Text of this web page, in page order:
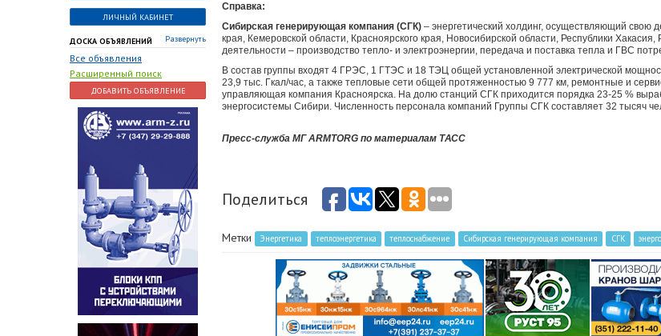
ЛИЧНЫЙ КАБИНЕТ
ДОСКА ОБЪЯВЛЕНИЙ Развернуть
Все объявления
Расширенный поиск
ДОБАВИТЬ ОБЪЯВЛЕНИЕ
Справка:
Сибирская генерирующая компания (СГК) – энергетический холдинг, осуществляющий свою
края, Кемеровской области, Красноярского края, Новосибирской области, Республики
деятельности – производство тепло- и электроэнергии, передача и поставка тепла и ГВС
В состав группы входят 4 ГРЭС, 1 ГТЭС и 18 ТЭЦ общей установленной электрической
23,9 тыс. Гкал/час, а также тепловые сети общей протяженностью 9 777 км, ремонтные и
управляющая компания Красноярска. На долю станций СГК приходится порядка 23-25 %
энергосистемы Сибири. Численность персонала компаний Группы СГК составляет 32 тысяч
Пресс-служба МГ ARMTORG по материалам ТАСС
Поделиться
Метки Энергетика теплоэнергетика теплоснабжение Сибирская генерирующая компания СГК